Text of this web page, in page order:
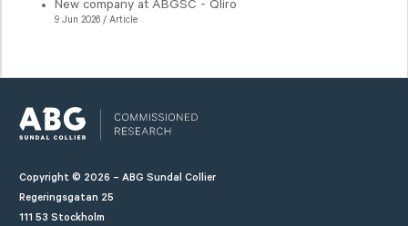
New company at ABGSC - Qliro
9 Jun 2026 / Article
Copyright © 2026 – ABG Sundal Collier
Regeringsgatan 25
111 53 Stockholm